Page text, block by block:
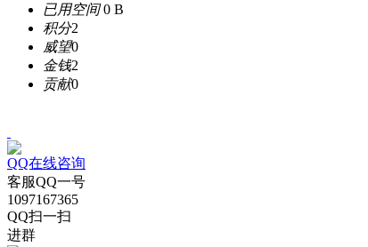
已用空间0 B
积分2
威望0
金钱2
贡献0
QQ在线咨询
客服QQ一号
1097167365
QQ扫一扫
进群